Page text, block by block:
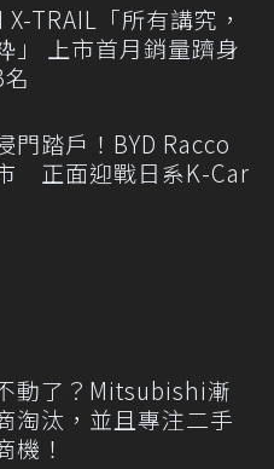
X-TRAIL「所有講究，
」 上市首月銷量躋身
門踏戶！BYD Racco
正面迎戰日系K-Car
動了？Mitsubishi漸
淘汰，並且專注二手
機！